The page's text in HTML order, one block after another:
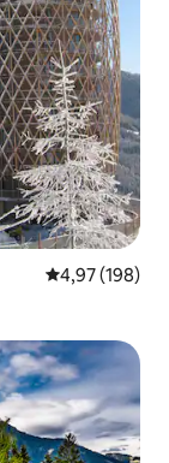
4,97 de uma
4,97 (198)